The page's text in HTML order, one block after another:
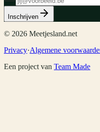
Inschrijven
© 2026 Meetjesland.net
Privacy·Algemene
Een project van Team Made